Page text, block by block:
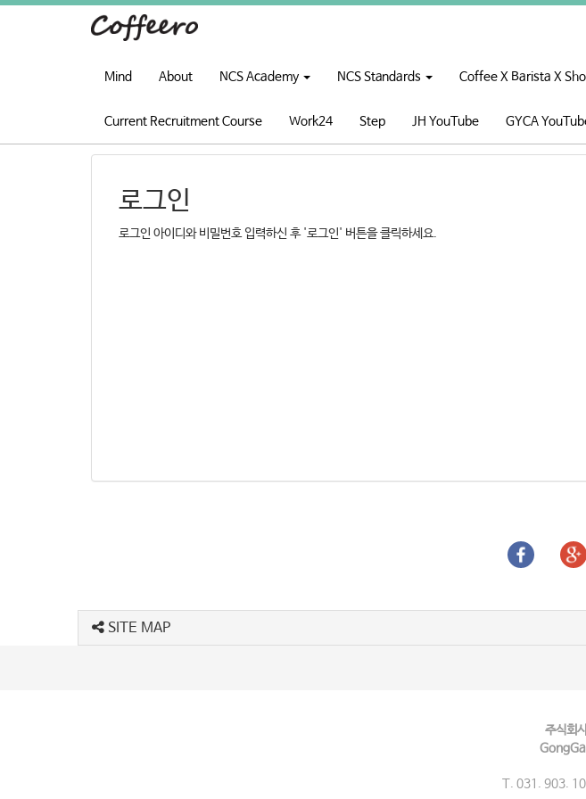
Mind About NCS Academy NCS Standards Coffee X Barista X
Current Recruitment Course Work24 Step JH YouTube GYCA
로그인
로그인 아이디와 비밀번호 입력하신 후 '로그인' 버튼을 클릭하세요.
SITE MAP
주식회
T. 031. 903.